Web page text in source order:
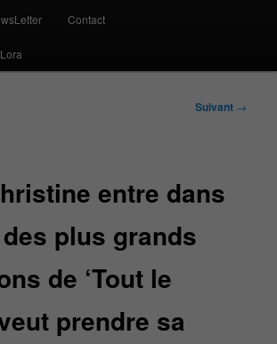
Contact
Suivant →
entre dans
plus grands
de ‘Tout le
prendre sa